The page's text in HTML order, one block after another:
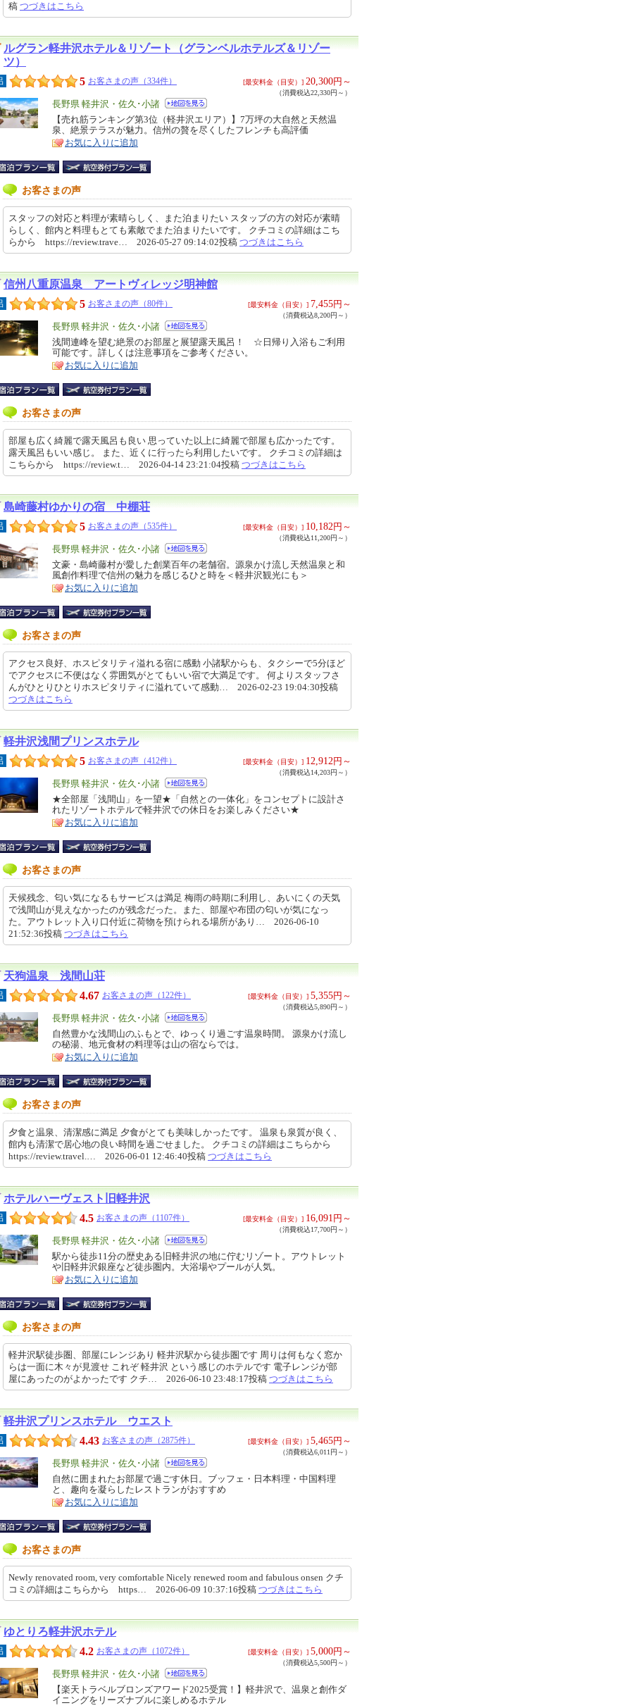
稿 つづきはこちら
ルグラン軽井沢ホテル＆リゾート（グランベルホテルズ＆リゾー
ツ）
5 お客さまの声（334件） [最安料金（目安）] 20,300円～
（消費税込22,330円～）
エ
リ
ア
長野県 軽井沢・佐久･小諸
特
徴
【売れ筋ランキング第3位（軽井沢エリア）】7万坪の大自然と天然温
泉、絶景テラスが魅力。信州の贅を尽くしたフレンチも高評価
お気に入りに追加
お客さまの声
スタッフの対応と料理が素晴らしく、また泊まりたい スタッブの方の対応が素晴
らしく、館内と料理もとても素敵でまた泊まりたいです。 クチコミの詳細はこち
らから https://review.trave… 2026-05-27 09:14:02投稿 つづきはこちら
信州八重原温泉 アートヴィレッジ明神館
5 お客さまの声（80件） [最安料金（目安）] 7,455円～
（消費税込8,200円～）
エ
リ
ア
長野県 軽井沢・佐久･小諸
特
徴
浅間連峰を望む絶景のお部屋と展望露天風呂！ ☆日帰り入浴もご利用
可能です。詳しくは注意事項をご参考ください。
お気に入りに追加
お客さまの声
部屋も広く綺麗で露天風呂も良い 思っていた以上に綺麗で部屋も広かったです。
露天風呂もいい感じ。 また、近くに行ったら利用したいです。 クチコミの詳細は
こちらから https://review.t… 2026-04-14 23:21:04投稿 つづきはこちら
島崎藤村ゆかりの宿 中棚荘
5 お客さまの声（535件） [最安料金（目安）] 10,182 円～
（消費税込11,200円～）
エ
リ
ア
長野県 軽井沢・佐久･小諸
特
徴
文豪・島崎藤村が愛した創業百年の老舗宿。源泉かけ流し天然温泉と和
風創作料理で信州の魅力を感じるひと時を＜軽井沢観光にも＞
お気に入りに追加
お客さまの声
アクセス良好、ホスピタリティ溢れる宿に感動 小諸駅からも、タクシーで5分ほど
でアクセスに不便はなく雰囲気がとてもいい宿で大満足です。 何よりスタッフさ
んがひとりひとりホスピタリティに溢れていて感動… 2026-02-23 19:04:30投稿
つづきはこちら
軽井沢浅間プリンスホテル
5 お客さまの声（412件） [最安料金（目安）] 12,912 円～
（消費税込14,203円～）
エ
リ
ア
長野県 軽井沢・佐久･小諸
特
徴
★全部屋「浅間山」を一望★「自然との一体化」をコンセプトに設計さ
れたリゾートホテルで軽井沢での休日をお楽しみください★
お気に入りに追加
お客さまの声
天候残念、匂い気になるもサービスは満足 梅雨の時期に利用し、あいにくの天気
で浅間山が見えなかったのが残念だった。また、部屋や布団の匂いが気になっ
た。アウトレット入り口付近に荷物を預けられる場所があり… 2026-06-10
21:52:36投稿 つづきはこちら
天狗温泉 浅間山荘
4.67 お客さまの声（122件） [最安料金（目安）] 5,355円～
（消費税込5,890円～）
エ
リ
ア
長野県 軽井沢・佐久･小諸
特
徴
自然豊かな浅間山のふもとで、ゆっくり過ごす温泉時間。 源泉かけ流し
の秘湯、地元食材の料理等は山の宿ならでは。
お気に入りに追加
お客さまの声
夕食と温泉、清潔感に満足 夕食がとても美味しかったです。 温泉も泉質が良く、
館内も清潔で居心地の良い時間を過ごせました。 クチコミの詳細はこちらから
https://review.travel.… 2026-06-01 12:46:40投稿 つづきはこちら
ホテルハーヴェスト旧軽井沢
4.5 お客さまの声（1107件） [最安料金（目安）] 16,091 円～
（消費税込17,700円～）
エ
リ
ア
長野県 軽井沢・佐久･小諸
特
徴
駅から徒歩11分の歴史ある旧軽井沢の地に佇むリゾート。アウトレット
や旧軽井沢銀座など徒歩圏内。大浴場やプールが人気。
お気に入りに追加
お客さまの声
軽井沢駅徒歩圏、部屋にレンジあり 軽井沢駅から徒歩圏です 周りは何もなく窓か
らは一面に木々が見渡せ これぞ 軽井沢 という感じのホテルです 電子レンジが部
屋にあったのがよかったです クチ… 2026-06-10 23:48:17投稿 つづきはこちら
軽井沢プリンスホテル ウエスト
4.43 お客さまの声（2875件） [最安料金（目安）] 5,465円～
（消費税込6,011円～）
エ
リ
ア
長野県 軽井沢・佐久･小諸
特
徴
自然に囲まれたお部屋で過ごす休日。ブッフェ・日本料理・中国料理
と、趣向を凝らしたレストランがおすすめ
お気に入りに追加
お客さまの声
Newly renovated room, very comfortable Nicely renewed room and fabulous onsen クチ
コミの詳細はこちらから https… 2026-06-09 10:37:16投稿 つづきはこちら
ゆとりろ軽井沢ホテル
4.2 お客さまの声（1072件） [最安料金（目安）] 5,000円～
（消費税込5,500円～）
エ
リ
ア
長野県 軽井沢・佐久･小諸
特
徴
【楽天トラベルブロンズアワード2025受賞！】軽井沢で、温泉と創作ダ
イニングをリーズナブルに楽しめるホテル